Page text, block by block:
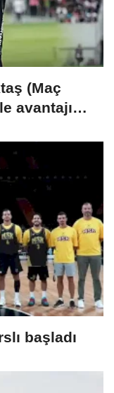
(Maç
avantajı
başladı